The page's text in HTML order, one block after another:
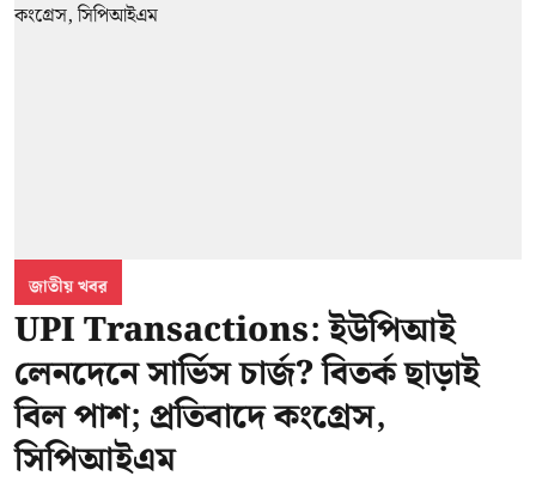
জাতীয় খবর
UPI Transactions: ইউপিআই
লেনদেনে সার্ভিস চার্জ? বিতর্ক ছাড়াই
বিল পাশ; প্রতিবাদে কংগ্রেস,
সিপিআইএম